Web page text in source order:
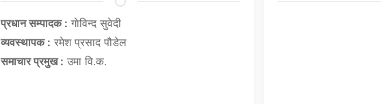
प्रधान सम्पादक : गाेविन्द सुवेदी
व्यवस्थापक : रमेश प्रसाद पौडेल
समाचार प्रमुख : उमा वि.क.